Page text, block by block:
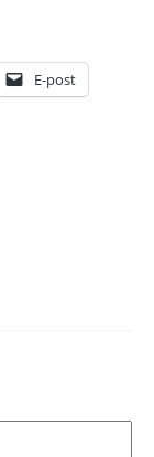
E-post